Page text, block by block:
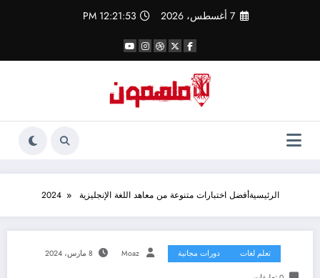
7 أغسطس، 2026 12:21:53 PM
الرئيسيةأفضل اختبارات متنوعة من معاهد اللغة الإنجليزية 2024
تعلم لغات دورات مجانية Moaz 8 مارس، 2024